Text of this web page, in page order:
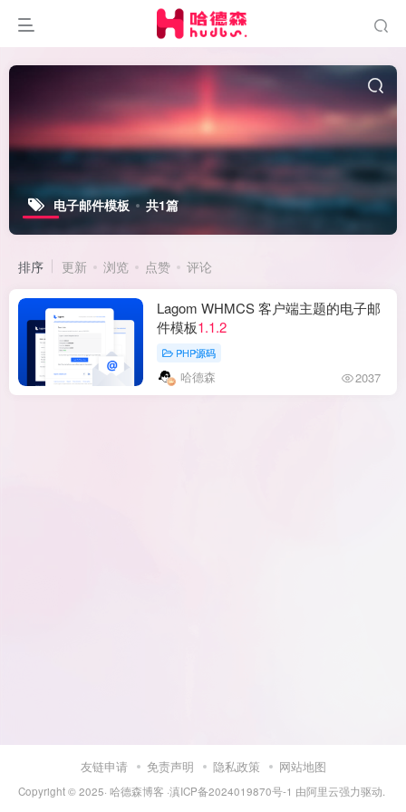
电子邮件模板 共1篇
排序 更新 浏览 点赞 评论
Lagom WHMCS 客户端主题的电子邮
件模板1.1.2
PHP源码
哈德森 2037
友链申请 免责声明 隐私政策 网站地图
Copyright © 2025· 哈德森博客 ·滇ICP备2024019870号-1 由阿里云强力驱动.